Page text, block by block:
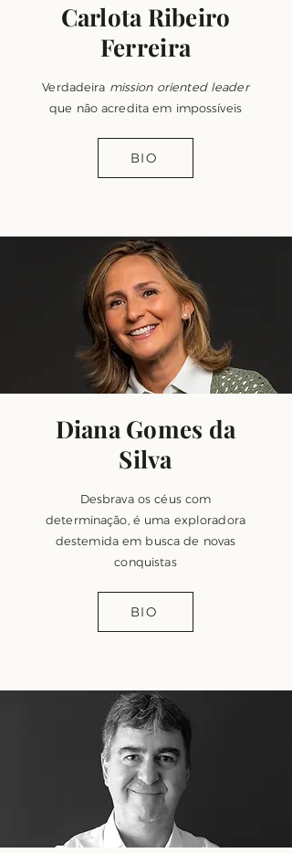
Carlota Ribeiro
Ferreira
Verdadeira mission oriented leader
que não acredita em impossíveis
BIO
Diana Gomes da
Silva
Desbrava os céus com
determinação, é uma exploradora
destemida em busca de novas
conquistas
BIO